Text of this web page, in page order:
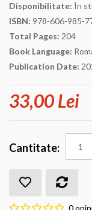
Disponibilitate: În
ISBN: 978-606-985-
Total Pages: 204
Book Language:
Publication Date:
33,00 Lei
Cantitate: